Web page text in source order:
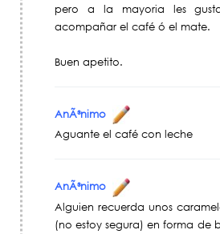
pero a la mayoria les
acompañar el café ó el mate.
Buen apetito.
AnÃ³nimo
Aguante el café con leche
AnÃ³nimo
Alguien recuerda unos
(no estoy segura) en forma de